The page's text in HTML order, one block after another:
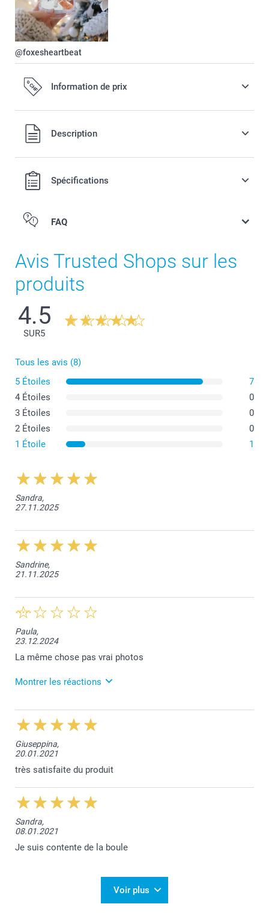
@foxesheartbeat
Information de prix
Tous les prix sont en francs suisses (CHF), TVA incluse et
hors frais de port.
Description
Spécifications
FAQ
Avis Trusted Shops sur les
produits
4.5
SUR5
Tous les avis (8)
5 Étoiles
7
4 Étoiles
0
3 Étoiles
0
2 Étoiles
0
1 Étoile
1
Sandra,
27.11.2025
Sandrine,
21.11.2025
Paula,
23.12.2024
La même chose pas vrai photos
Montrer les réactions
24.12.2024
Chère cliente, notre service est déjà en contact avec
vous, pour trouver une solution. Cordialement,
smartphoto AG
Giuseppina,
20.01.2021
très satisfaite du produit
Sandra,
08.01.2021
Je suis contente de la boule
Voir plus